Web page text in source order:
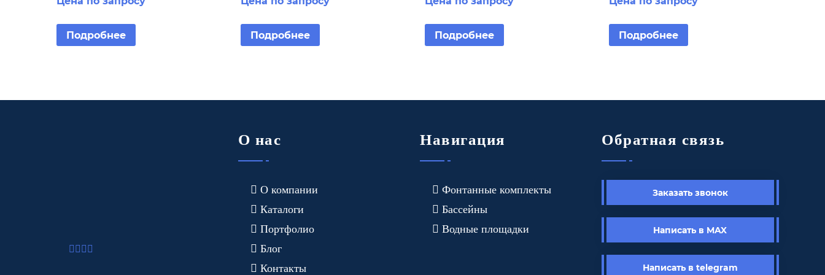
Подробнее Подробнее Подробнее Подробнее
О нас
О компании
Каталоги
Портфолио
Блог
Контакты
Навигация
Фонтанные комплекты
Бассейны
Водные площадки
Обратная связь
Заказать звонок
Написать в MAX
Написать в telegram